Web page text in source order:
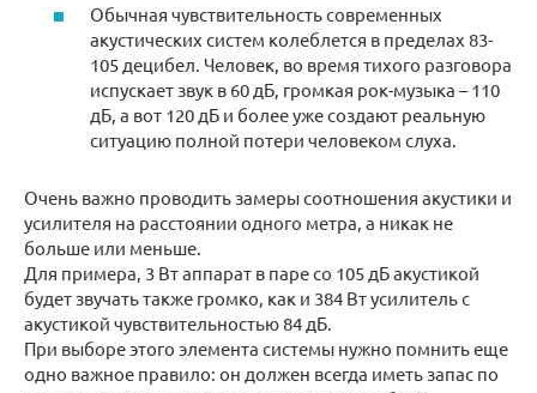
Обычная чувствительность современных
акустических систем колеблется в пределах 83-
105 децибел. Человек, во время тихого разговора
испускает звук в 60 дБ, громкая рок-музыка – 110
дБ, а вот 120 дБ и более уже создают реальную
ситуацию полной потери человеком слуха.
Очень важно проводить замеры соотношения акустики и
усилителя на расстоянии одного метра, а никак не
больше или меньше.
Для примера, 3 Вт аппарат в паре со 105 дБ акустикой
будет звучать также громко, как и 384 Вт усилитель с
акустикой чувствительностью 84 дБ.
При выборе этого элемента системы нужно помнить еще
одно важное правило: он должен всегда иметь запас по